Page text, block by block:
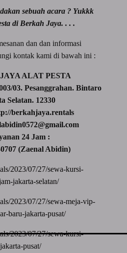
sebuah acara ? Yukkk
di Berkah Jaya. . . .
dan dan informasi
kontak kami di bawah ini :
ALAT PESTA
03. Pesanggrahan. Bintaro
Selatan. 12330
berkahjaya.rentals
24 Jam :
(Zaenal Abidin)
2023/07/27/sewa-kursi-
jakarta-selatan/
2023/07/27/sewa-meja-vip-
baru-jakarta-pusat/
2023/07/27/sewa-kursi-
pusat/